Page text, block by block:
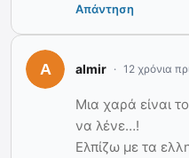
Απάντηση
almir 12 χρόνια
Μια χαρά είναι
να λένε…!
Ελπίζω με τα